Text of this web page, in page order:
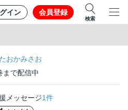
イン 会員登録
検索
おかみさお
まで配信中
メッセージ1件